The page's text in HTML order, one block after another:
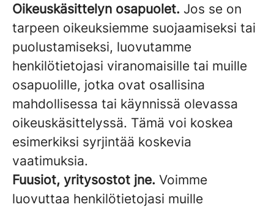
Oikeuskäsittelyn osapuolet. Jos se on
tarpeen oikeuksiemme suojaamiseksi tai
puolustamiseksi, luovutamme
henkilötietojasi viranomaisille tai muille
osapuolille, jotka ovat osallisina
mahdollisessa tai käynnissä olevassa
oikeuskäsittelyssä. Tämä voi koskea
esimerkiksi syrjintää koskevia
vaatimuksia.
Fuusiot, yritysostot jne. Voimme
luovuttaa henkilötietojasi muille